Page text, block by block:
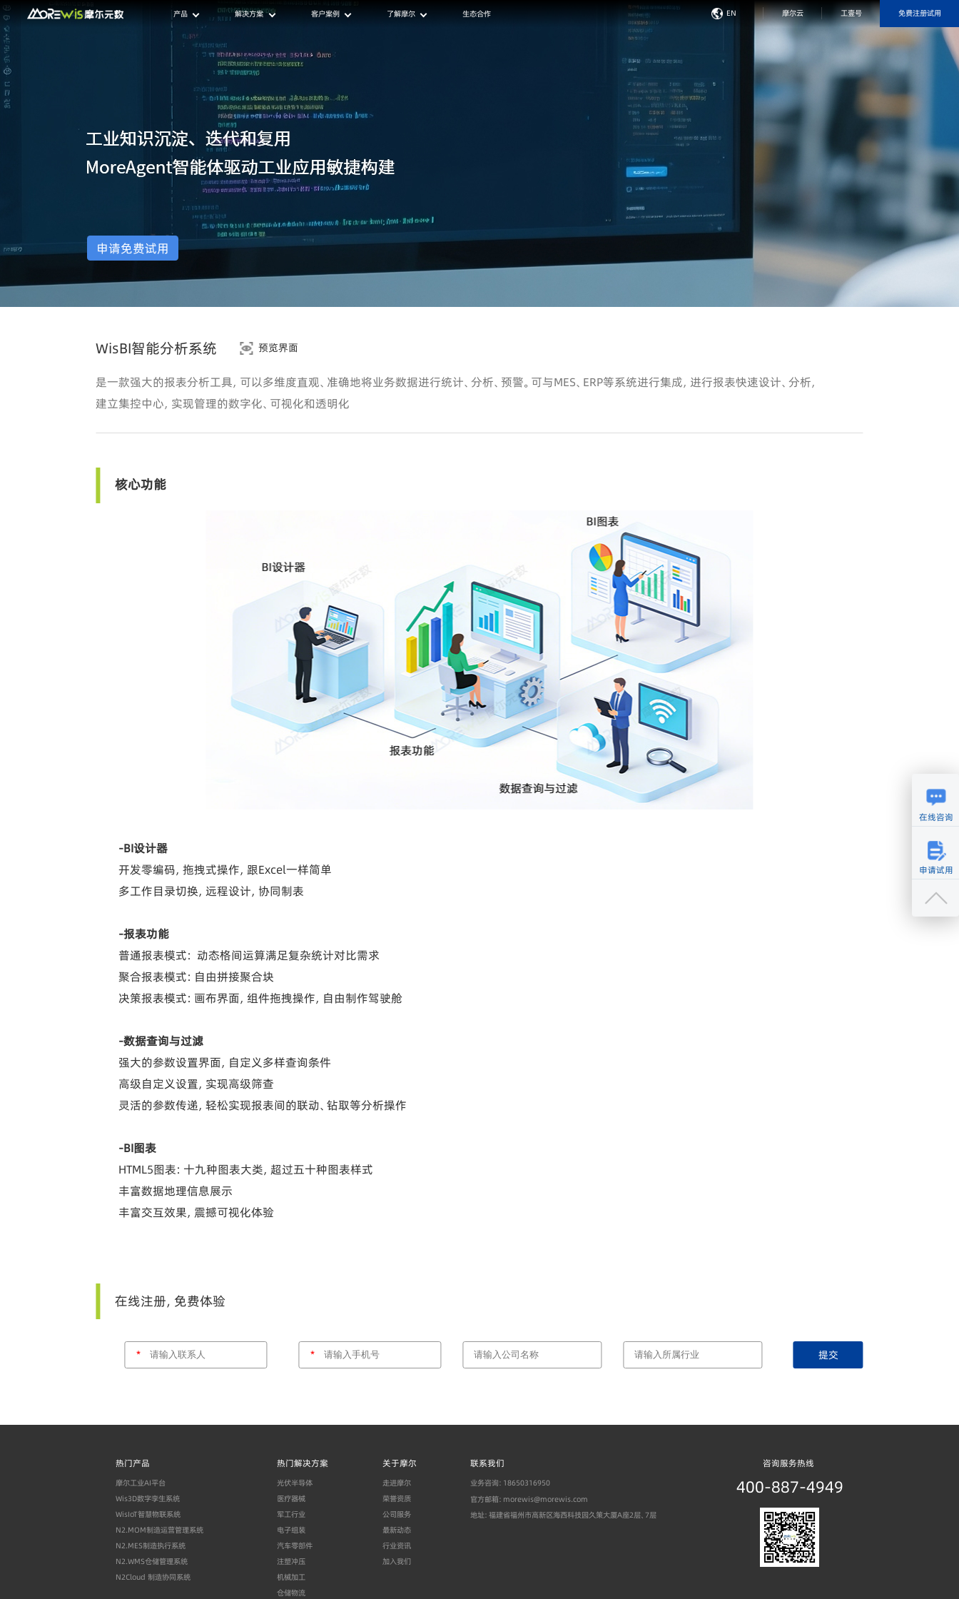
产品 解决方案 客户案例 了解摩尔 生态合作 EN 摩尔云 工壹号 免费注册试用
在线咨询
申请试用
申请免费试用
WisBI智能分析系统 预览界面
是一款强大的报表分析工具，可以多维度直观、准确地将业务数据进行统计、分析、预警。可与MES、ERP等系统进行集成，进行报表快速设计、分析，
建立集控中心，实现管理的数字化、可视化和透明化
核心功能
-BI设计器
开发零编码，拖拽式操作，跟Excel一样简单
多工作目录切换，远程设计，协同制表
-报表功能
普通报表模式： 动态格间运算满足复杂统计对比需求
聚合报表模式：自由拼接聚合块
决策报表模式：画布界面，组件拖拽操作，自由制作驾驶舱
-数据查询与过滤
强大的参数设置界面，自定义多样查询条件
高级自定义设置，实现高级筛查
灵活的参数传递，轻松实现报表间的联动、钻取等分析操作
-BI图表
HTML5图表：十九种图表大类，超过五十种图表样式
丰富数据地理信息展示
丰富交互效果，震撼可视化体验
在线注册，免费体验
* * 提交
热门产品
摩尔工业AI平台
Wis3D数字孪生系统
WisIoT智慧物联系统
N2.MOM制造运营管理系统
N2.MES制造执行系统
N2.WMS仓储管理系统
N2Cloud 制造协同系统
热门解决方案
光伏半导体
医疗器械
军工行业
电子组装
汽车零部件
注塑冲压
机械加工
仓储物流
关于摩尔
走进摩尔
荣誉资质
公司服务
最新动态
行业资讯
加入我们
联系我们
业务咨询：18650316950
官方邮箱：morewis@morewis.com
地址：福建省福州市高新区海西科技园久策大厦A座2层、7层
咨询服务热线
400-887-4949